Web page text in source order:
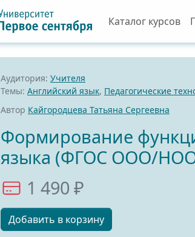
Каталог курсов
Аудитория: Учителя
Темы: Английский язык, Педагогические
Автор Кайгородцева Татьяна Сергеевна
Формирование
языка (ФГОС ООО/НОО
1 490 ₽
Добавить в корзину